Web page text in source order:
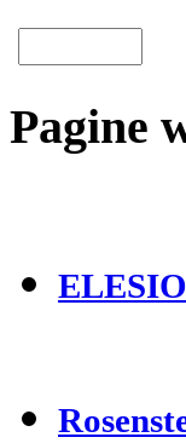
Pagine